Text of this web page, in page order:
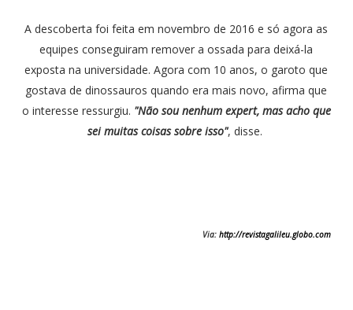
A descoberta foi feita em novembro de 2016 e só agora as
equipes conseguiram remover a ossada para deixá-la
exposta na universidade. Agora com 10 anos, o garoto que
gostava de dinossauros quando era mais novo, afirma que
o interesse ressurgiu. "Não sou nenhum expert, mas acho que
sei muitas coisas sobre isso", disse.
Via:http://revistagalileu.globo.com